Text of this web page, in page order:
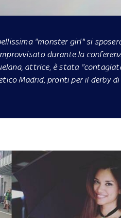
"monster girl" si
durante la
attrice, è stata
Madrid, pronti per il derby di